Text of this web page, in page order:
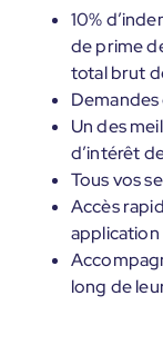
10%
de prime
total brut
Demandes
Un des
d’intérêt
Tous vos
Accès
application
long de